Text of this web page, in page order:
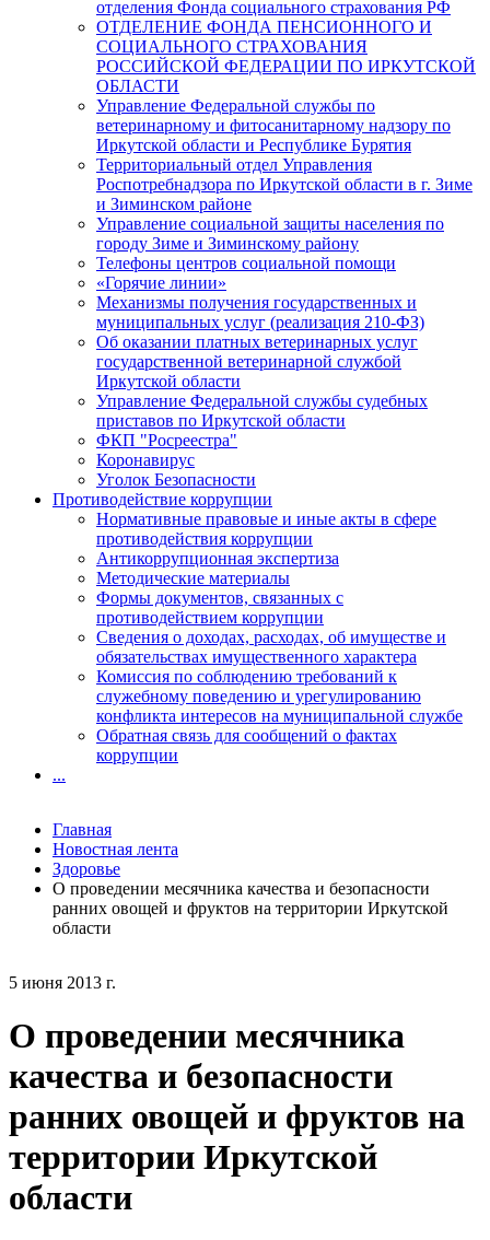
5 июня 2013 г.
О проведении месячника
качества и безопасности
ранних овощей и фруктов на
территории Иркутской
области
отделения Фонда социального страхования РФ
ОТДЕЛЕНИЕ ФОНДА ПЕНСИОННОГО И
СОЦИАЛЬНОГО СТРАХОВАНИЯ
РОССИЙСКОЙ ФЕДЕРАЦИИ ПО ИРКУТСКОЙ
ОБЛАСТИ
Управление Федеральной службы по
ветеринарному и фитосанитарному надзору по
Иркутской области и Республике Бурятия
Территориальный отдел Управления
Роспотребнадзора по Иркутской области в г. Зиме
и Зиминском районе
Управление социальной защиты населения по
городу Зиме и Зиминскому району
Телефоны центров социальной помощи
«Горячие линии»
Механизмы получения государственных и
муниципальных услуг (реализация 210-ФЗ)
Об оказании платных ветеринарных услуг
государственной ветеринарной службой
Иркутской области
Управление Федеральной службы судебных
приставов по Иркутской области
ФКП "Росреестра"
Коронавирус
Уголок Безопасности
Противодействие коррупции
Нормативные правовые и иные акты в сфере
противодействия коррупции
Антикоррупционная экспертиза
Методические материалы
Формы документов, связанных с
противодействием коррупции
Сведения о доходах, расходах, об имуществе и
обязательствах имущественного характера
Комиссия по соблюдению требований к
служебному поведению и урегулированию
конфликта интересов на муниципальной службе
Обратная связь для сообщений о фактах
коррупции
...
Главная
Новостная лента
Здоровье
О проведении месячника качества и безопасности
ранних овощей и фруктов на территории Иркутской
области